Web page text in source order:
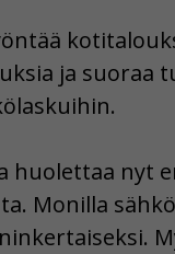
ja suoraa
huolettaa nyt
Monilla